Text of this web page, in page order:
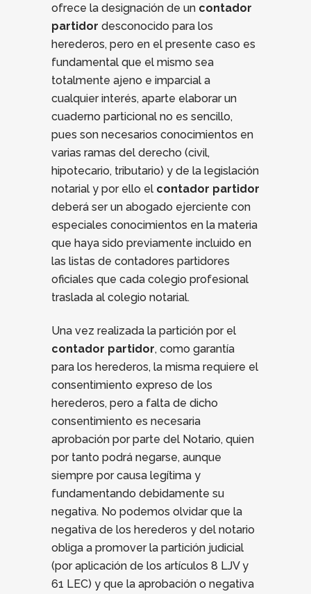
ofrece la designación de un contador
partidor desconocido para los
herederos, pero en el presente caso es
fundamental que el mismo sea
totalmente ajeno e imparcial a
cualquier interés, aparte elaborar un
cuaderno particional no es sencillo,
pues son necesarios conocimientos en
varias ramas del derecho (civil,
hipotecario, tributario) y de la legislación
notarial y por ello el contador partidor
deberá ser un abogado ejerciente con
especiales conocimientos en la materia
que haya sido previamente incluido en
las listas de contadores partidores
oficiales que cada colegio profesional
traslada al colegio notarial.
Una vez realizada la partición por el
contador partidor, como garantía
para los herederos, la misma requiere el
consentimiento expreso de los
herederos, pero a falta de dicho
consentimiento es necesaria
aprobación por parte del Notario, quien
por tanto podrá negarse, aunque
siempre por causa legítima y
fundamentando debidamente su
negativa. No podemos olvidar que la
negativa de los herederos y del notario
obliga a promover la partición judicial
(por aplicación de los artículos 8 LJV y
61 LEC) y que la aprobación o negativa